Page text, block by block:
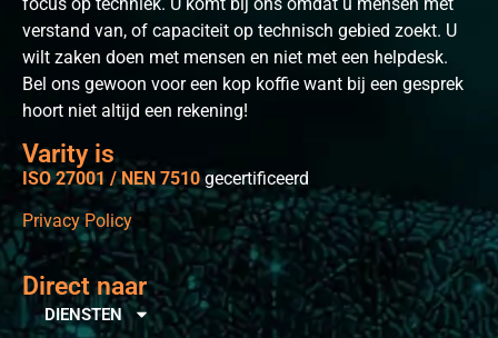
focus op techniek. U komt bij ons omdat u mensen met
verstand van, of capaciteit op technisch gebied zoekt. U
wilt zaken doen met mensen en niet met een helpdesk.
Bel ons gewoon voor een kop koffie want bij een gesprek
hoort niet altijd een rekening!
Varity is
ISO 27001 /NEN 7510 gecertificeerd
Privacy Policy
Direct naar
DIENSTEN